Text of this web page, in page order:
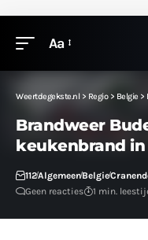
Aa
Weertdegekste.nl > Regio> Belgie >
Brandweer
keukenbrand
112AlgemeenBelgie
Geen reacties
1 min.